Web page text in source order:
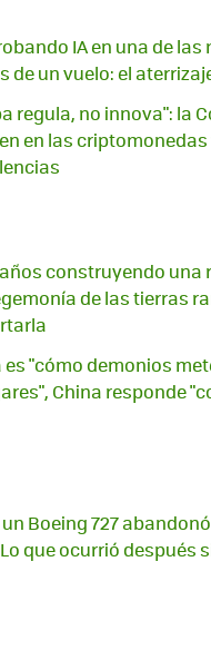
IA en una de
de un vuelo: el
regula, no innova": la
en las
años construyendo una
de las tierras
"cómo demonios
China responde
Boeing 727
que ocurrió después